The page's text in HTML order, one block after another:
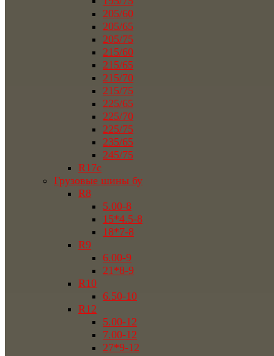
205/60
205/65
205/75
215/60
215/65
215/70
215/75
225/65
225/70
225/75
235/65
245/75
R17c
Грузовые шины бу
R8
5.00-8
15*4.5-8
18*7-8
R9
6.00-9
21*8-9
R10
6.50-10
R12
5.00-12
7.00-12
27*9-12